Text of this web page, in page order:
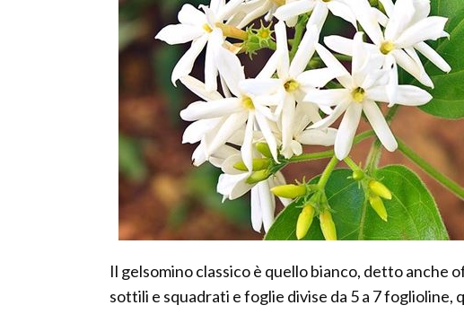
Il gelsomino classico è quello bianco, detto anche
sottili e squadrati e foglie divise da 5 a 7 foglioline,